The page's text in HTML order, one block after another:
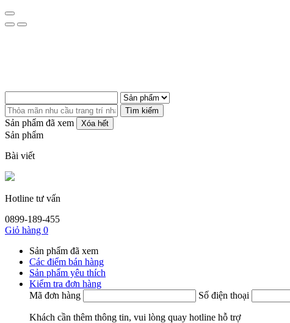
Tìm kiếm
Sản phẩm đã xem Xóa hết
Sản phẩm
Bài viết
Hotline tư vấn
0899-189-455
Giỏ hàng 0
Sản phẩm đã xem
Các điểm bán hàng
Sản phẩm yêu thích
Kiểm tra đơn hàng
Mã đơn hàng
Số điện thoại
Khách cần thêm thông tin, vui lòng quay hotline hỗ trợ